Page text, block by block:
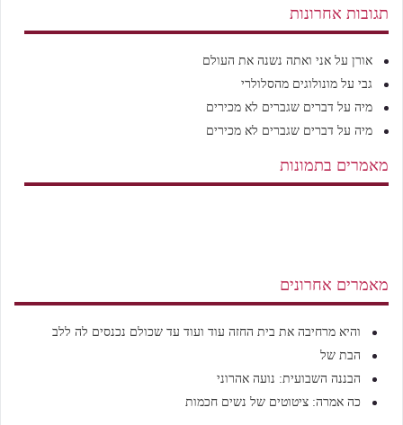
מאמרים אחרונים
והיא מרחיבה את בית החזה עוד ועוד עד שכולם נכנסים לה ללב
הבת של
הבננה השבועית: נועה אהרוני
כה אמרה: ציטוטים של נשים חכמות
תגובות אחרונות
אורן על אני ואתה נשנה את העולם
גבי על מונולוגים מהסלולרי
מיה על דברים שגברים לא מכירים
מיה על דברים שגברים לא מכירים
מאמרים בתמונות